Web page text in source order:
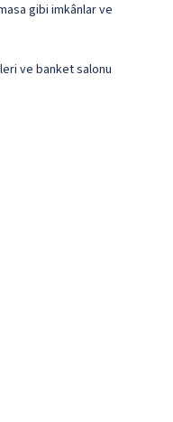
gibi imkânlar ve
ve banket salonu